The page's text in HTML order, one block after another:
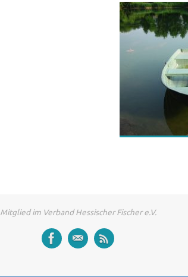
Mitglied im Verband Hessischer Fischer e.V.